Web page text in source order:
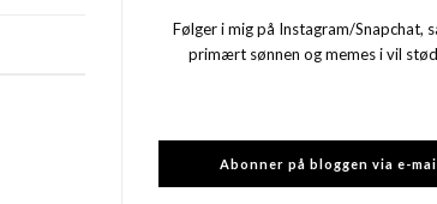
Følger i mig på Instagram/Snapchat,
primært sønnen og memes i vil
Abonner på bloggen via e-mail